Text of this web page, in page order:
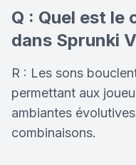
Q : Quel est le
dans Sprunki
R : Les sons
permettant aux
ambiantes
combinaisons.